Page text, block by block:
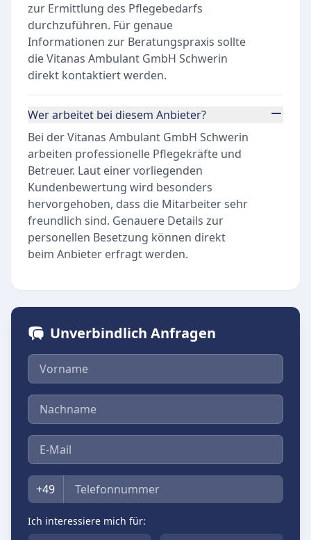
zur Ermittlung des Pflegebedarfs
durchzuführen. Für genaue
Informationen zur Beratungspraxis sollte
die Vitanas Ambulant GmbH Schwerin
direkt kontaktiert werden.
Wer arbeitet bei diesem Anbieter?
Bei der Vitanas Ambulant GmbH Schwerin
arbeiten professionelle Pflegekräfte und
Betreuer. Laut einer vorliegenden
Kundenbewertung wird besonders
hervorgehoben, dass die Mitarbeiter sehr
freundlich sind. Genauere Details zur
personellen Besetzung können direkt
beim Anbieter erfragt werden.
Unverbindlich Anfragen
Vorname
Nachname
E-Mail
Telefon
+49
Ich interessiere mich für: